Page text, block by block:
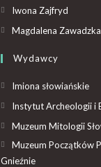
Iwona Zajfryd
Magdalena
Wydawcy
Imiona słowiańskie
Instytut Archeologii i
Muzeum Mitologii
Muzeum Początków
Gnieźnie